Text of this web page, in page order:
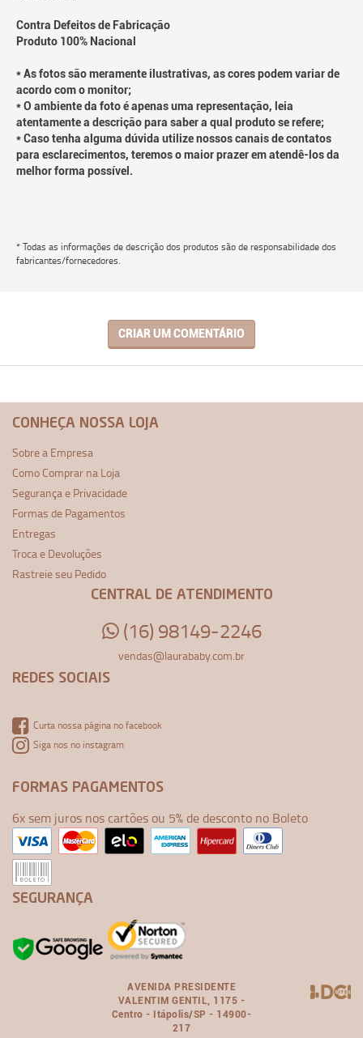
Contra Defeitos de Fabricação
Produto 100% Nacional
* As fotos são meramente ilustrativas, as cores podem variar de
acordo com o monitor;
* O ambiente da foto é apenas uma representação, leia
atentamente a descrição para saber a qual produto se refere;
* Caso tenha alguma dúvida utilize nossos canais de contatos
para esclarecimentos, teremos o maior prazer em atendê-los da
melhor forma possível.
* Todas as informações de descrição dos produtos são de responsabilidade dos
fabricantes/fornecedores.
CRIAR UM COMENTÁRIO
CONHEÇA NOSSA LOJA
Sobre a Empresa
Como Comprar na Loja
Segurança e Privacidade
Formas de Pagamentos
Entregas
Troca e Devoluções
Rastreie seu Pedido
CENTRAL DE ATENDIMENTO
(16) 98149-2246
vendas@laurababy.com.br
REDES SOCIAIS
Curta nossa página no facebook
Siga nos no instagram
FORMAS PAGAMENTOS
6x sem juros nos cartões ou 5% de desconto no Boleto
SEGURANÇA
AVENIDA PRESIDENTE
VALENTIM GENTIL, 1175 -
Centro - Itápolis/SP - 14900-
217